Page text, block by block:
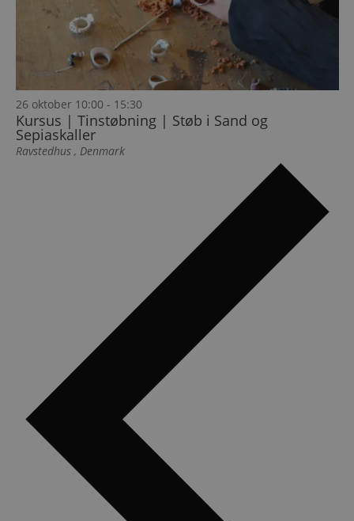
26 oktober 10:00 - 15:30
Kursus | Tinstøbning | Støb i Sand og
Sepiaskaller
Ravstedhus , Denmark